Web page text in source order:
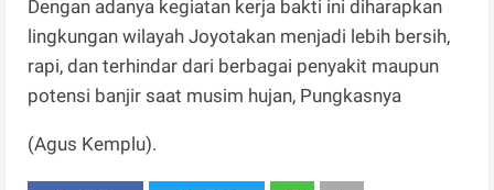
Dengan adanya kegiatan kerja bakti ini diharapkan
lingkungan wilayah Joyotakan menjadi lebih bersih,
rapi, dan terhindar dari berbagai penyakit maupun
potensi banjir saat musim hujan, Pungkasnya
(Agus Kemplu).